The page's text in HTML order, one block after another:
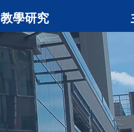
教學研究